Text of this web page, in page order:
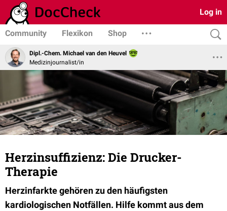
Log in
Community Flexikon Shop
Dipl.-Chem. Michael van den Heuvel
Medizinjournalist/in
Herzinsuffizienz: Die Drucker-
Therapie
Herzinfarkte gehören zu den häufigsten
kardiologischen Notfällen. Hilfe kommt aus dem